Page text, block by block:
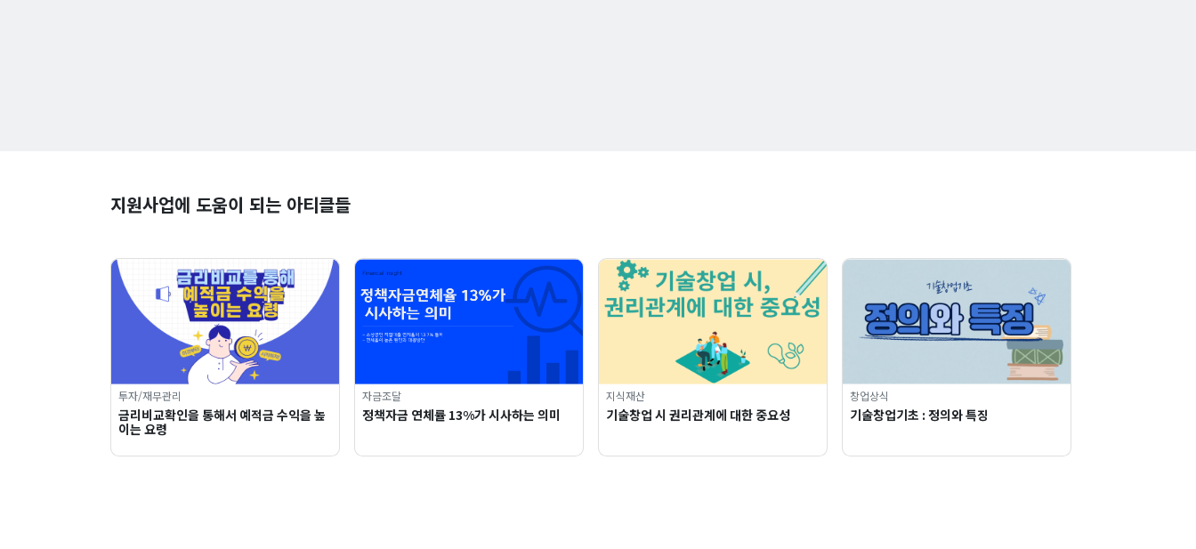
지원사업에 도움이 되는 아티클들
투자/재무관리
금리비교확인을 통해서 예적금 수익을 높
이는 요령
자금조달
정책자금 연체률 13%가 시사하는 의미
지식재산
기술창업 시 권리관계에 대한 중요성
창업상식
기술창업기초 : 정의와 특징